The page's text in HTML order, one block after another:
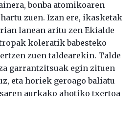
bonba atomikoaren
zuen. Izan ere, ikasketak
lanean aritu zen Ekialde
koleratik babesteko
zuen taldearekin. Talde
garrantzitsuak egin zituen
eta horiek geroago baliatu
aurkako ahotiko txertoa